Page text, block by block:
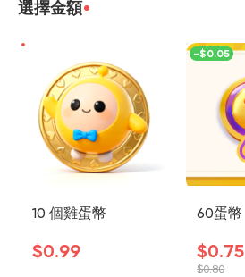
選擇金額
10 個雞蛋幣
$0.99
60蛋幣
$0.75
$0.80
-$0.05